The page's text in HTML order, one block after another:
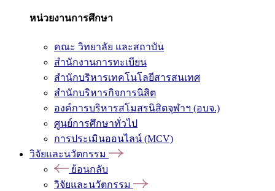
หน่วยงานการศึกษา
คณะ วิทยาลัย และสถาบัน
สำนักงานการทะเบียน
สำนักบริหารเทคโนโลยีสารสนเทศ
สำนักบริหารกิจการนิสิต
องค์การบริหารสโมสรนิสิตจุฬาฯ (อบจ.)
ศูนย์การศึกษาทั่วไป
การประเมินออนไลน์ (MCV)
วิจัยและนวัตกรรม
ย้อนกลับ
วิจัยและนวัตกรรม